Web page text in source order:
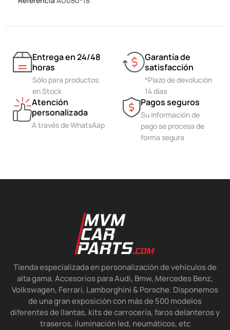
Entrega en 24/48
horas
Sólo para productos
en Stock
Garantía de
satisfacción
*Plazo de devolución
14 días
Atención
personalizada
A través de WhatsAap
Pagos seguros
Su información de
pago se procesa de
forma segura
Tienda especializada en personalización de vehículos de
alta gama. Accesorios para Audi, Bmw, Mercedes Benz,
Volkswagen, Ferrari, Lamborghini & Porsche. Disponemos
de una gran exposición con más de 500 modelos
diferentes de llantas, kits de carrocería, faros delanteros y
traseros, iluminación led, neumáticos, etc